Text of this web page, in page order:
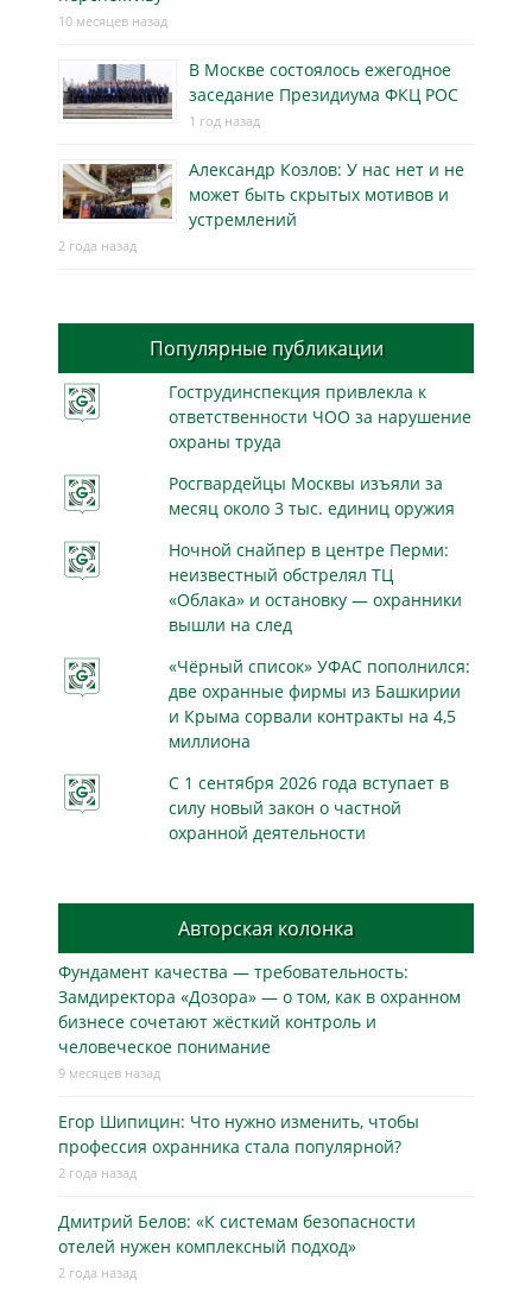
10 месяцев назад
В Москве состоялось ежегодное
заседание Президиума ФКЦ РОС
1 год назад
Александр Козлов: У нас нет и не
может быть скрытых мотивов и
устремлений
2 года назад
Популярные публикации
Гострудинспекция привлекла к
ответственности ЧОО за нарушение
охраны труда
Росгвардейцы Москвы изъяли за
месяц около 3 тыс. единиц оружия
Ночной снайпер в центре Перми:
неизвестный обстрелял ТЦ
«Облака» и остановку — охранники
вышли на след
«Чёрный список» УФАС пополнился:
две охранные фирмы из Башкирии
и Крыма сорвали контракты на 4,5
миллиона
С 1 сентября 2026 года вступает в
силу новый закон о частной
охранной деятельности
Авторская колонка
Фундамент качества — требовательность:
Замдиректора «Дозора» — о том, как в охранном
бизнесe сочетают жёсткий контроль и
человеческое понимание
9 месяцев назад
Егор Шипицин: Что нужно изменить, чтобы
профессия охранника стала популярной?
2 года назад
Дмитрий Белов: «К системам безопасности
отелей нужен комплексный подход»
2 года назад